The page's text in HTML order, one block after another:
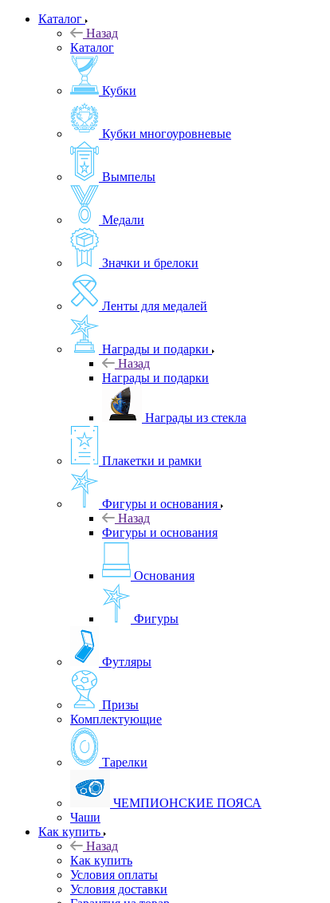
Каталог
Назад
Каталог
Кубки
Кубки многоуровневые
Вымпелы
Медали
Значки и брелоки
Ленты для медалей
Награды и подарки
Назад
Награды и подарки
Награды из стекла
Плакетки и рамки
Фигуры и основания
Назад
Фигуры и основания
Основания
Фигуры
Футляры
Призы
Комплектующие
Тарелки
ЧЕМПИОНСКИЕ ПОЯСА
Чаши
Как купить
Назад
Как купить
Условия оплаты
Условия доставки